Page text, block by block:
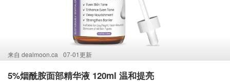
来自 dealmoon.ca 07-01更新
5%烟酰胺面部精华液 120ml 温和提亮